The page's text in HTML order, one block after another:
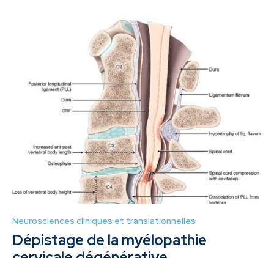
Neurosciences cliniques et translationnelles
Dépistage de la myélopathie